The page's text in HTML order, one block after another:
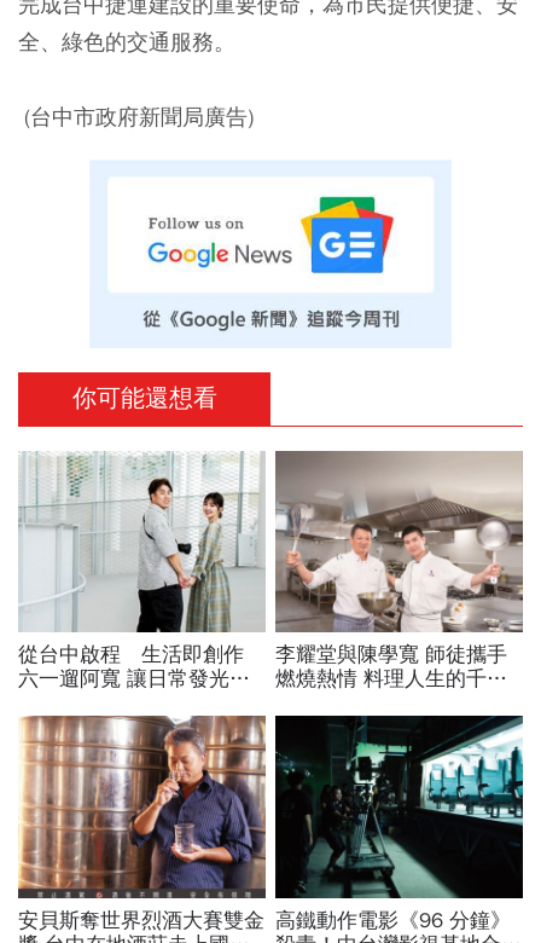
全、綠色的交通服務。
(台中市政府新聞局廣告)
你可能還想看
從台中啟程 生活即創作
六一遛阿寬 讓日常發光的
李耀堂與陳學寬 師徒攜手
燃燒熱情 料理人生的千滋
安貝斯奪世界烈酒大賽雙金 高鐵動作電影《96 分鐘》